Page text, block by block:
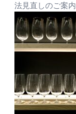
法見直しのご案内